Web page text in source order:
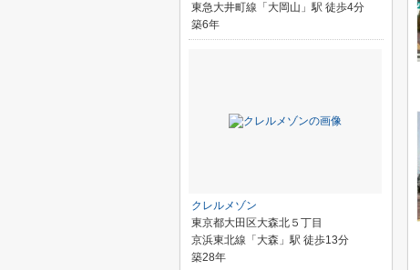
東急大井町線「大岡山」駅 徒歩4分
築6年
クレルメゾン
東京都大田区大森北５丁目
京浜東北線「大森」駅 徒歩13分
築28年